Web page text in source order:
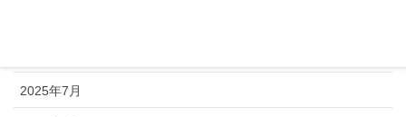
2025年7月